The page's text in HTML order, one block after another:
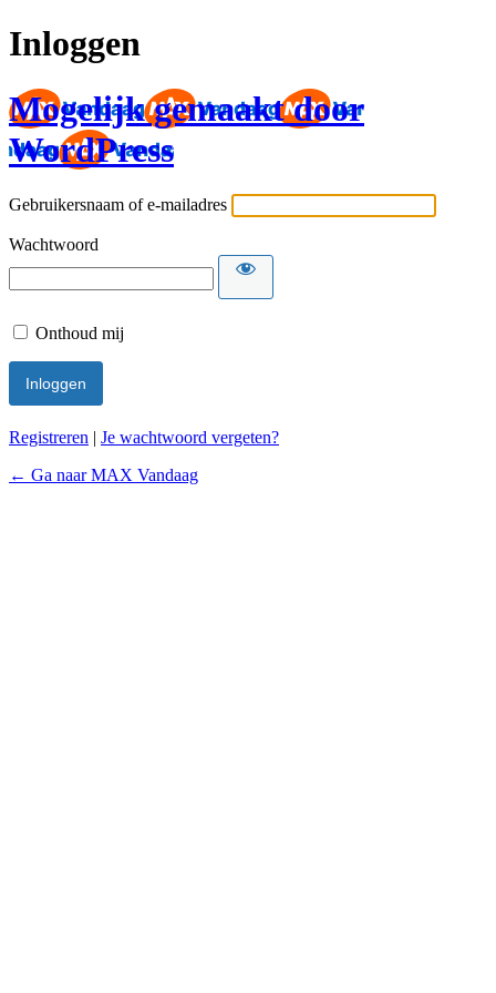
Inloggen
Mogelijk gemaakt door
WordPress
Gebruikersnaam of e-mailadres
Wachtwoord
Onthoud mij
Registreren | Je wachtwoord vergeten?
← Ga naar MAX Vandaag